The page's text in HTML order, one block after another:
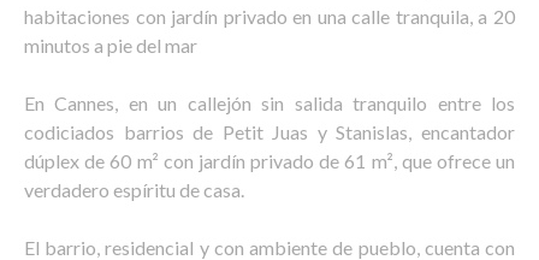
habitaciones con jardín privado en una calle tranquila, a 20
minutos a pie del mar
En Cannes, en un callejón sin salida tranquilo entre los
codiciados barrios de Petit Juas y Stanislas, encantador
dúplex de 60 m² con jardín privado de 61 m², que ofrece un
verdadero espíritu de casa.
El barrio, residencial y con ambiente de pueblo, cuenta con